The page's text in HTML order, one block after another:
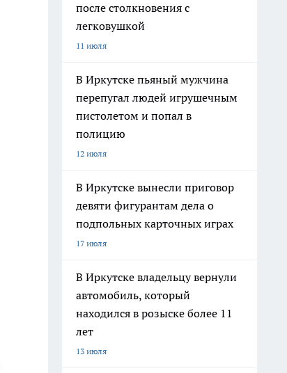
после столкновения с
легковушкой
11 июля
В Иркутске пьяный мужчина
перепугал людей игрушечным
пистолетом и попал в
полицию
12 июля
В Иркутске вынесли приговор
девяти фигурантам дела о
подпольных карточных играх
17 июля
В Иркутске владельцу вернули
автомобиль, который
находился в розыске более 11
лет
13 июля